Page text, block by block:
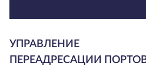
УПРАВЛЕНИЕ
ПЕРЕАДРЕСАЦИИ